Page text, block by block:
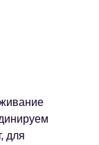
для